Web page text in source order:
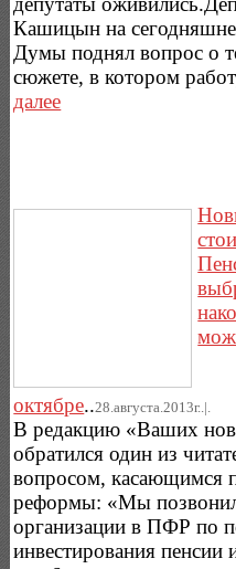
Кашицын на
Думы поднял вопрос о
сюжете, в котором
далее
октябре..28.августа.2013г..|.
В редакцию «Ваших
обратился один из
вопросом, касающимся
реформы: «Мы
организации в ПФР по
инвестирования пенсии